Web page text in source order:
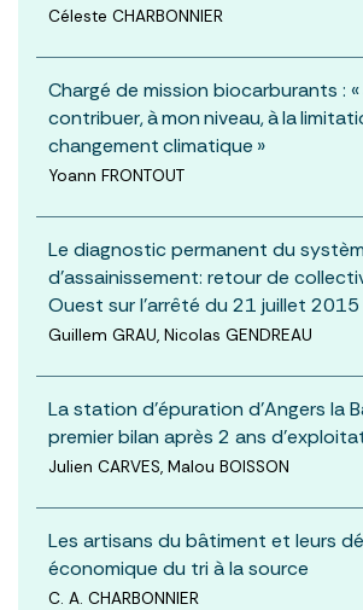
Céleste CHARBONNIER
Chargé de mission biocarburants : «
contribuer, à mon niveau, à la
changement climatique »
Yoann FRONTOUT
Le diagnostic permanent du
d’assainissement: retour de
Ouest sur l’arrêté du 21 juillet 2015
Guillem GRAU, Nicolas GENDREAU
La station d’épuration d’Angers la
premier bilan après 2 ans
Julien CARVES, Malou BOISSON
Les artisans du bâtiment et leurs
économique du tri à la source
C. A. CHARBONNIER